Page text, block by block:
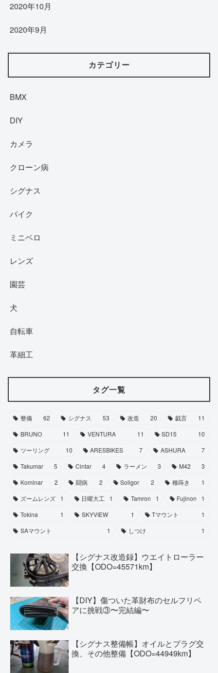
2020年10月
2020年9月
カテゴリー
BMX
DIY
カメラ
クローン病
シグナス
バイク
ミニベロ
レンズ
園芸
犬
自転車
革細工
タグ一覧
整備 62 シグナス 53 改造 20 戯言
11
BRUNO
11 VENTURA 11 SD15
10
ツーリング
10 ARESBIKES 7 ASHURA
7
Takumar
5 Cintar 4 ラーメン 3 M42
3
Kominar
2 闘病 2 Soligor 2 種蒔き
1
ズームレンズ
1 日曜大工 1 Tamron 1 Fujinon
1
Tokina
1 SKYVIEW 1 Tマウント
1
SAマウント
1 しつけ 1
【シグナス改造録】ウエイトローラー
交換【ODO=45571km】
【DIY】傷ついた革財布のセルフリペ
アに挑戦③〜完結編〜
【シグナス整備帳】オイルとプラグ交
換、その他整備【ODO=44949km】